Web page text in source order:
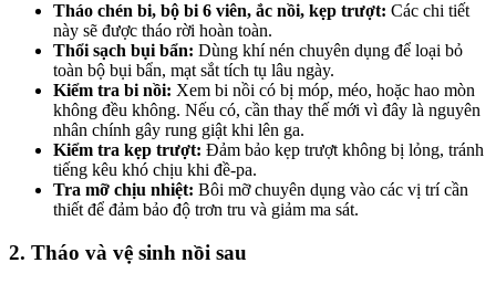
Tháo chén bi, bộ bi 6 viên, ắc nồi, kẹp trượt: Các chi tiết
này sẽ được tháo rời hoàn toàn.
Thổi sạch bụi bẩn: Dùng khí nén chuyên dụng để loại bỏ
toàn bộ bụi bẩn, mạt sắt tích tụ lâu ngày.
Kiểm tra bi nồi: Xem bi nồi có bị móp, méo, hoặc hao mòn
không đều không. Nếu có, cần thay thế mới vì đây là nguyên
nhân chính gây rung giật khi lên ga.
Kiểm tra kẹp trượt: Đảm bảo kẹp trượt không bị lỏng, tránh
tiếng kêu khó chịu khi đề-pa.
Tra mỡ chịu nhiệt: Bôi mỡ chuyên dụng vào các vị trí cần
thiết để đảm bảo độ trơn tru và giảm ma sát.
2. Tháo và vệ sinh nồi sau